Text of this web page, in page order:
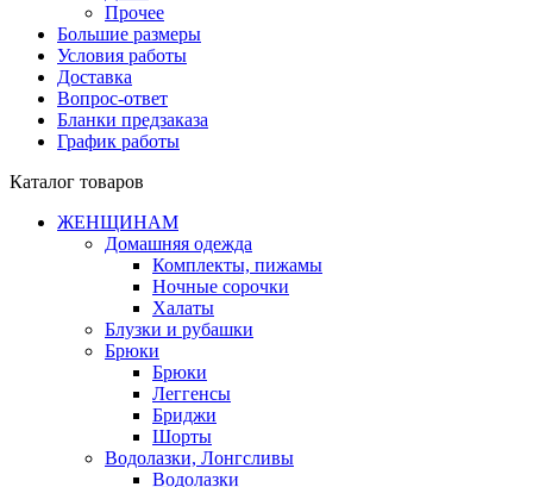
Прочее
Большие размеры
Условия работы
Доставка
Вопрос-ответ
Бланки предзаказа
График работы
Каталог товаров
ЖЕНЩИНАМ
Домашняя одежда
Комплекты, пижамы
Ночные сорочки
Халаты
Блузки и рубашки
Брюки
Брюки
Леггенсы
Бриджи
Шорты
Водолазки, Лонгсливы
Водолазки